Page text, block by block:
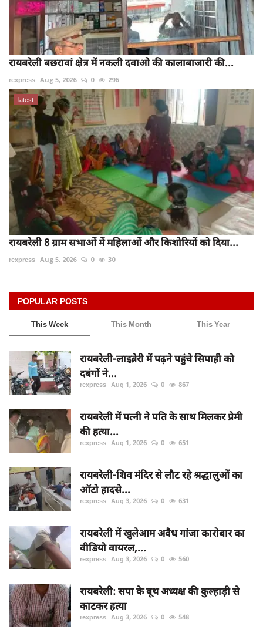
रायबरेली बछरावां क्षेत्र में नकली दवाओ की कालाबाजारी की...
rexpress Aug 5, 2026 0 296
latest
रायबरेली 8 ग्राम सभाओं में महिलाओं और किशोरियों को दिया...
rexpress Aug 5, 2026 0 30
POPULAR POSTS
This Week This Month This Year
रायबरेली-लाइब्रेरी में पढ़ने पहुंचे सिपाही को
दबंगों ने...
rexpress Aug 1, 2026 0 867
रायबरेली में पत्नी ने पति के साथ मिलकर प्रेमी
की हत्या...
rexpress Aug 1, 2026 0 651
रायबरेली-शिव मंदिर से लौट रहे श्रद्धालुओं का
ऑटो हादसे...
rexpress Aug 3, 2026 0 631
रायबरेली में खुलेआम अवैध गांजा कारोबार का
वीडियो वायरल,...
rexpress Aug 3, 2026 0 560
रायबरेली: सपा के बूथ अध्यक्ष की कुल्हाड़ी से
काटकर हत्या
rexpress Aug 3, 2026 0 548